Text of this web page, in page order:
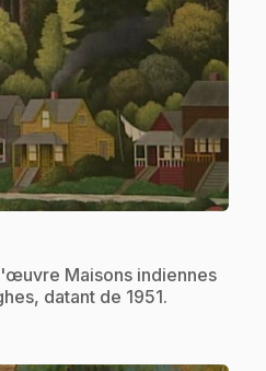
Maisons indiennes
datant de 1951.